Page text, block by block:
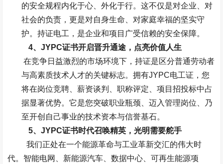
的安全规程内化于心、外化于行。这不仅是对企业、对
社会的负责，更是对自身生命、对家庭幸福的坚实守
护。持证电工，是企业和项目广受信赖的安全保障。
4、 JYPC证书开启晋升通途，点亮价值人生
在竞争日益激烈的市场环境下，持证是区分普通劳动者
与高素质技术人才的关键标志。拥有JYPC电工证，您
将在岗位竞聘、薪资谈判、职称评定、项目招投标中占
据显著优势。它是您突破职业瓶颈、迈入管理岗位、乃
至开创自己事业的技术资本与信誉基石。
5、 JYPC证书时代召唤精英，光明需要舵手
我们正处在一个能源革命与工业革新交汇的伟大时
代。智能电网、新能源汽车、数据中心、可再生能源项